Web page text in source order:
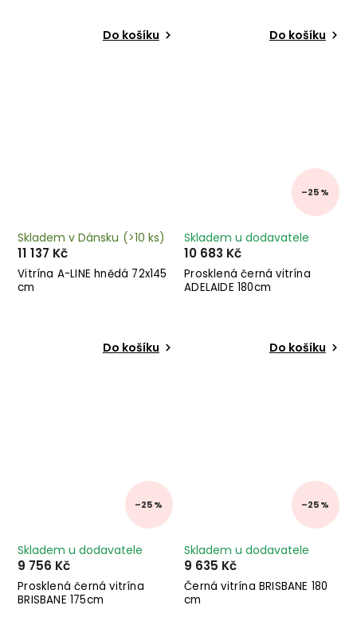
Do košíku Do košíku
Vitrína A-LINE hnědá 72x145
cm
Skladem v Dánsku (>10 ks)
11 137 Kč
Do košíku
–25 %
Prosklená černá vitrína
ADELAIDE 180cm
Skladem u dodavatele
10 683 Kč
Do košíku
–25 %
Prosklená černá vitrína
BRISBANE 175cm
Skladem u dodavatele
9 756 Kč
–25 %
Černá vitrína BRISBANE 180
cm
Skladem u dodavatele
9 635 Kč